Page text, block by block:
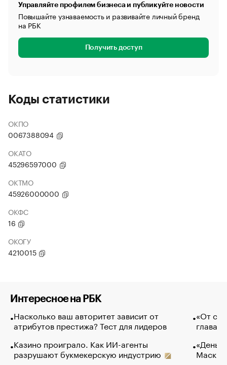
Управляйте профилем бизнеса и публикуйте новости
Повышайте узнаваемость и развивайте личный бренд
на РБК
Получить доступ
Коды статистики
ОКПО
0067388094
ОКАТО
45296597000
ОКТМО
45926000000
ОКФС
16
ОКОГУ
4210015
Интересное на РБК
Насколько ваш авторитет зависит от
атрибутов престижа? Тест для лидеров
Казино проиграло. Как ИИ-агенты
разрушают букмекерскую индустрию
«От
глава
Маск в